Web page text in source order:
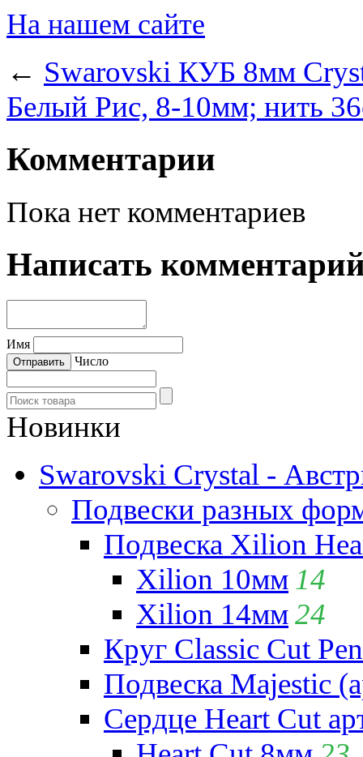
На нашем сайте
← Swarovski КУБ 8мм
Белый Рис, 8-10мм; нить
Комментарии
Пока нет комментариев
Написать
Имя
Число
Новинки
Swarovski Crystal -
Подвески разных
Подвеска Xilion
Xilion 10мм 14
Xilion 14мм24
Круг Classic Cut
Подвеска Majestic
Сердце Heart Cut